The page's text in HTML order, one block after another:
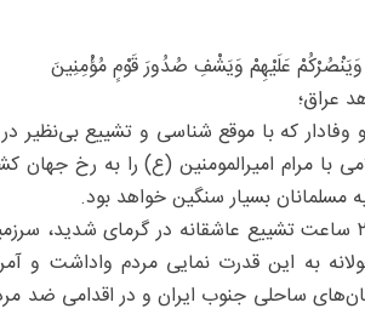
وَیَنْصُرْکُمْ عَلَیْهِمْ وَیَشْفِ صُدُورَ قَوْمٍ مُؤْمِنِینَ
عراق؛
که با موقع شناسی و تشییع بی‌نظیر
با مرام امیرالمومنین (ع) را به رخ جهان
بسیار سنگین خواهد بود.
هرچند این تشییع باشکوه به ویژه ۲۳ ساعت تشییع عاشقانه در
به این قدرت نمایی مردم واداشت و
ساحلی جنوب ایران و در اقدامی